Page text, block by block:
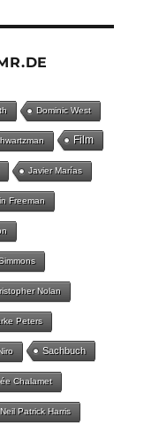
Dominic West
Film
Javier Marías
Freeman
Nolan
Peters
Sachbuch
Chalamet
Neil Patrick Harris